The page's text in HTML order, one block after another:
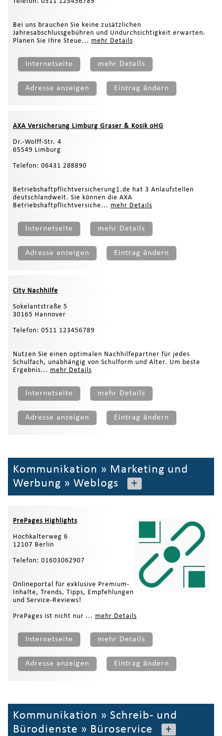
Bei uns brauchen Sie keine zusätzlichen
Jahresabschlussgebühren und Undurchsichtigkeit erwarten.
Planen Sie Ihre Steue... mehr Details
Internetseite mehr Details
Adresse anzeigen Eintrag ändern
AXA Versicherung Limburg Graser & Kosik oHG
Dr.-Wolff-Str. 4
65549 Limburg
Telefon: 06431 288890
Betriebshaftpflichtversicherung1.de hat 3 Anlaufstellen
deutschlandweit. Sie können die AXA
Betriebshaftpflichtversiche... mehr Details
Internetseite mehr Details
Adresse anzeigen Eintrag ändern
City Nachhilfe
Sokelantstraße 5
30165 Hannover
Telefon: 0511 123456789
Nutzen Sie einen optimalen Nachhilfepartner für jedes
Schulfach, unabhängig von Schulform und Alter. Um beste
Ergebnis... mehr Details
Internetseite mehr Details
Adresse anzeigen Eintrag ändern
Kommunikation » Marketing und
Werbung » Weblogs +
PrePages Highlights
Hochkalterweg 6
12107 Berlin
Telefon: 01603062907
Onlineportal für exklusive Premium-
Inhalte, Trends, Tipps, Empfehlungen
und Service-Reviews!
PrePages ist nicht nur ... mehr Details
Internetseite mehr Details
Adresse anzeigen Eintrag ändern
Kommunikation » Schreib- und
Bürodienste » Büroservice +